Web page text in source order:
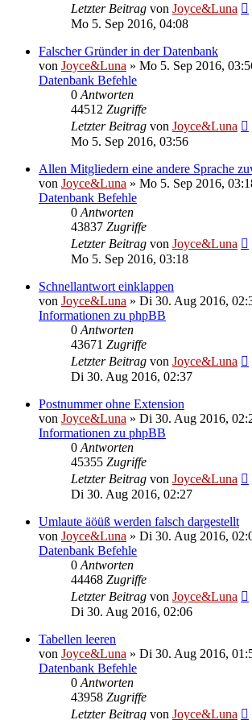
Letzter Beitrag von Joyce&Luna
Mo 5. Sep 2016, 04:08
Falscher Gründer in der Datenbank
von Joyce&Luna » Mo 5. Sep 2016,
Datenbank Befehle
0 Antworten
44512 Zugriffe
Letzter Beitrag von Joyce&Luna
Mo 5. Sep 2016, 03:56
Allen Mitgliedern eine andere Sprache
von Joyce&Luna » Mo 5. Sep 2016,
Datenbank Befehle
0 Antworten
43837 Zugriffe
Letzter Beitrag von Joyce&Luna
Mo 5. Sep 2016, 03:18
Schnellantwort einklappen
von Joyce&Luna » Di 30. Aug 2016,
Informationen zu phpBB
0 Antworten
43671 Zugriffe
Letzter Beitrag von Joyce&Luna
Di 30. Aug 2016, 02:37
Postnummer ohne Extension
von Joyce&Luna » Di 30. Aug 2016,
Informationen zu phpBB
0 Antworten
45355 Zugriffe
Letzter Beitrag von Joyce&Luna
Di 30. Aug 2016, 02:27
Umlaute äöüß werden falsch dargestellt
von Joyce&Luna » Di 30. Aug 2016,
Datenbank Befehle
0 Antworten
44468 Zugriffe
Letzter Beitrag von Joyce&Luna
Di 30. Aug 2016, 02:06
Tabellen leeren
von Joyce&Luna » Di 30. Aug 2016,
Datenbank Befehle
0 Antworten
43958 Zugriffe
Letzter Beitrag von Joyce&Luna